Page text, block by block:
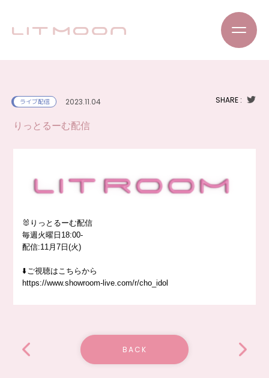
ライブ配信 2023.11.04 SHARE :
りっとるーむ配信
🐰りっとるーむ配信
毎週火曜日18:00-
配信:11月7日(火)
⬇️ご視聴はこちらから
https://www.showroom-live.com/r/cho_idol
BACK